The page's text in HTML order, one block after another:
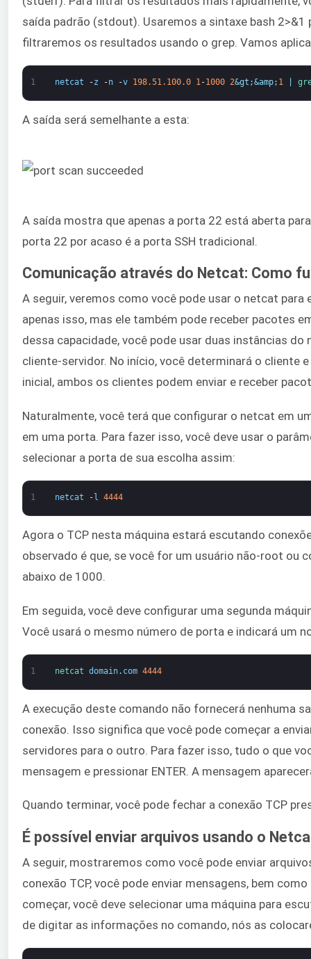
saída padrão (stdout). Usaremos a sintaxe bash
filtraremos os resultados usando o grep. Vamos
1 netcat -z -n -v 198.51.100.0 1-1000 2&gt;&amp; 1
A saída será semelhante a esta:
A saída mostra que apenas a porta 22 está aberta
porta 22 por acaso é a porta SSH tradicional.
Comunicação através do Netcat: Como
A seguir, veremos como você pode usar o netcat para
apenas isso, mas ele também pode receber pacotes
dessa capacidade, você pode usar duas instâncias do
cliente-servidor. No início, você determinará o cliente
inicial, ambos os clientes podem enviar e receber
Naturalmente, você terá que configurar o netcat em
em uma porta. Para fazer isso, você deve usar o
selecionar a porta de sua escolha assim:
1 netcat - l 4444
Agora o TCP nesta máquina estará escutando
observado é que, se você for um usuário não-root ou
abaixo de 1000.
Em seguida, você deve configurar uma segunda
Você usará o mesmo número de porta e indicará um
1 netcat domain. com 4444
A execução deste comando não fornecerá nenhuma
conexão. Isso significa que você pode começar a
servidores para o outro. Para fazer isso, tudo o que
mensagem e pressionar ENTER. A mensagem
Quando terminar, você pode fechar a conexão TCP
É possível enviar arquivos usando o
A seguir, mostraremos como você pode enviar
conexão TCP, você pode enviar mensagens, bem
começar, você deve selecionar uma máquina para
de digitar as informações no comando, nós as